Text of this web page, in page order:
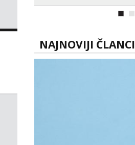
NAJNOVIJI ČLANCI